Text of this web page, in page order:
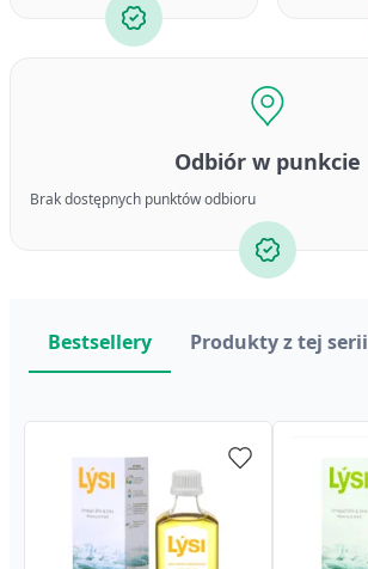
Odbiór w punkcie
Brak dostępnych punktów odbioru
Bestsellery Produkty z tej serii